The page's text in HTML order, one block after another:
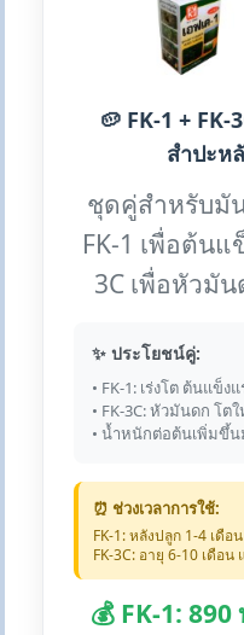
🥔 FK-1 +
สำปะห
ชุดคู่สำหรับมั
FK-1 เพื่อต้นแ
3C เพื่อหัวมั
✨ ประโยชน์คู่:
• FK-1: เร่งโต ต้นแข็ง
• FK-3C: หัวมันดก โต
• น้ำหนักต่อต้นเพิ่มขึ้น
⏰ ช่วงเวลาการใช้:
FK-1: หลังปลูก 1-4 เดือ
FK-3C: อายุ 6-10 เดือ
💰 FK-1: